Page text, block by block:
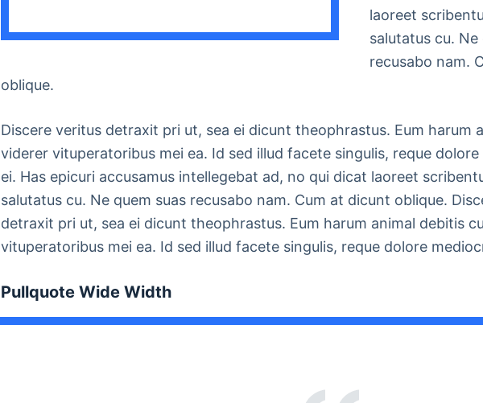
laoreet
salutatus cu. Ne
recusabo nam.
oblique.
Discere veritus detraxit pri ut, sea ei dicunt theophrastus. Eum harum
viderer vituperatoribus mei ea. Id sed illud facete singulis, reque
ei. Has epicuri accusamus intellegebat ad, no qui dicat laoreet
salutatus cu. Ne quem suas recusabo nam. Cum at dicunt oblique.
detraxit pri ut, sea ei dicunt theophrastus. Eum harum animal debitis
vituperatoribus mei ea. Id sed illud facete singulis, reque dolore
Pullquote Wide Width